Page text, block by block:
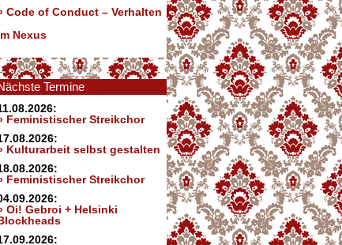
Code of Conduct – Verhalten
Nexus
Termine
Feministischer Streikchor
Kulturarbeit selbst gestalten
Feministischer Streikchor
Oi! Gebroi + Helsinki